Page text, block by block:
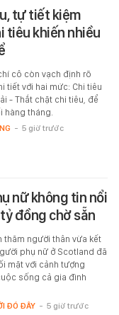
tự tiết kiệm
tiêu khiến nhiều
cô còn vạch định rõ
tiết với hai mức: Chi tiêu
- Thắt chặt chi tiêu, để
hàng tháng.
- 5 giờ trước
nữ không tin nổi
đồng chờ sẵn
thăm người thân vừa kết
phụ nữ ở Scotland đã
mặt với cảnh tượng
sống cả gia đình
ĐÓ ĐÂY - 5 giờ trước